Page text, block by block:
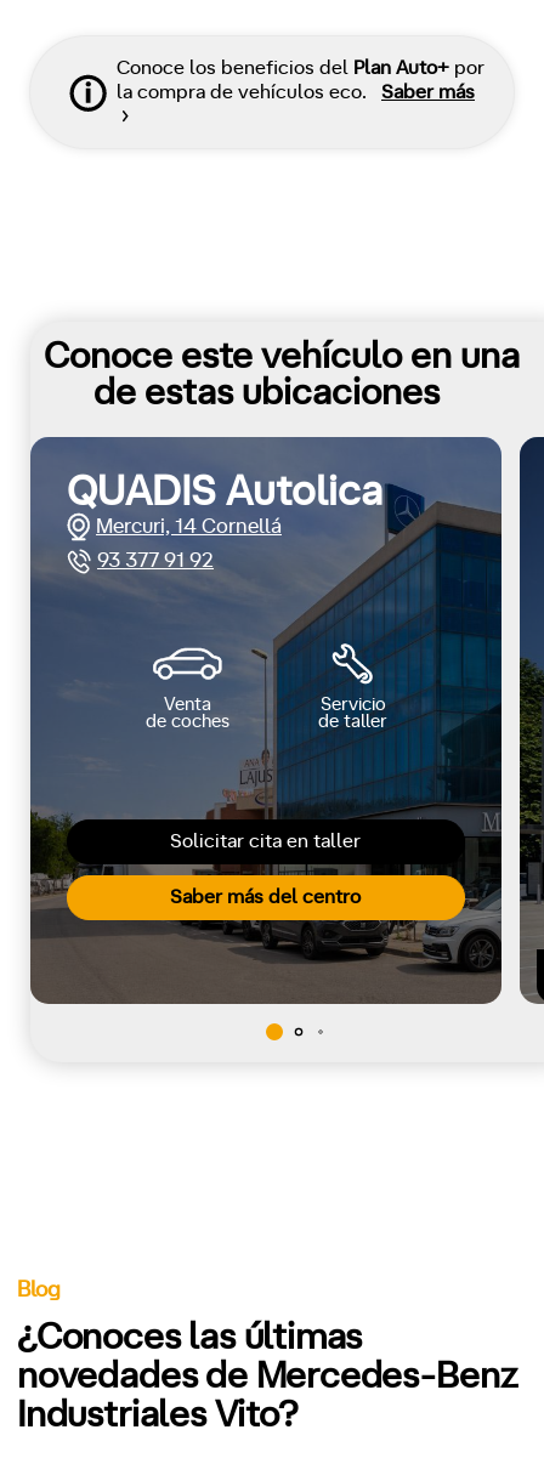
Conoce los beneficios del Plan Auto+ por
la compra de vehículos eco.
Saber más
Conoce este vehículo en una
de estas ubicaciones
Solicitar cita en taller
Saber más del centro
QUADIS Autolica
Mercuri, 14 Cornellá
93 377 91 92
Venta
de coches
Servicio
de taller
Blog
¿Conoces las últimas
novedades de Mercedes-Benz
Industriales Vito?